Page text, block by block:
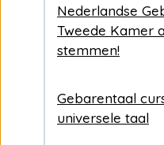
Nederlandse
Tweede Kamer
stemmen!
Gebarentaal
universele taal